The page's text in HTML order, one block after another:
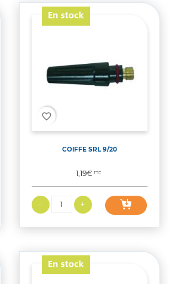
favorite_border
COIFFE SRL 9/20
Prix
1,19€TTC